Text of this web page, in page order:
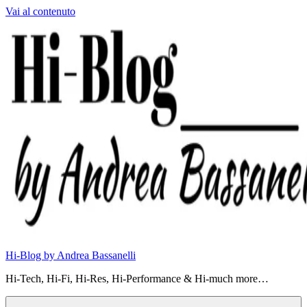
Vai al contenuto
Hi-Blog by Andrea Bassanelli
Hi-Tech, Hi-Fi, Hi-Res, Hi-Performance & Hi-much more…